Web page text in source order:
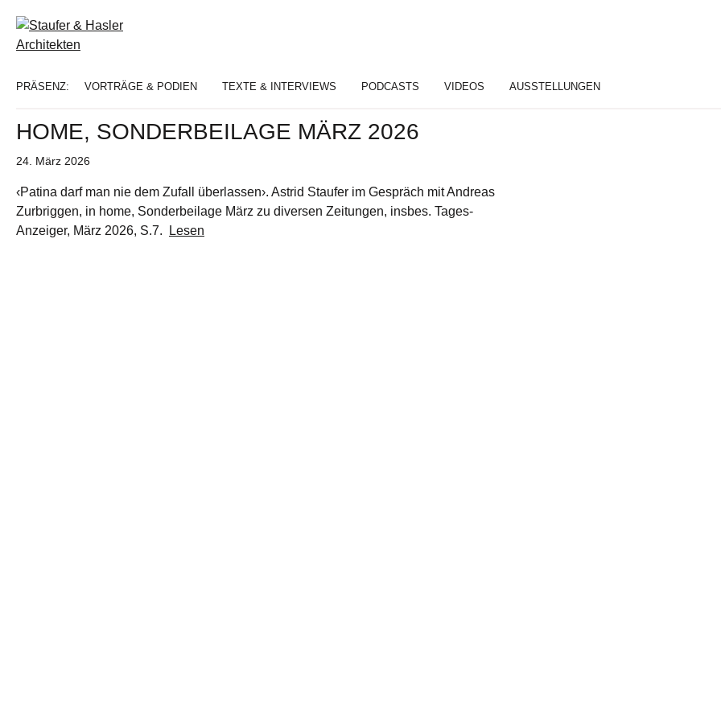
Staufer
Hasler
Astrid
Staufer,
Hasler
Architekten,
Frauenfeld
PRÄSENZ: VORTRÄGE & PODIEN TEXTE & INTERVIEWS PODCASTS VIDEOS AUSSTELLUNGEN
HOME, SONDERBEILAGE MÄRZ 2026
Veröffentlicht
24. März 2026
‹Patina darf man nie dem Zufall überlassen›. Astrid Staufer im Gespräch mit Andreas
Zurbriggen, in home, Sonderbeilage März zu diversen Zeitungen, insbes. Tages-
Anzeiger, März 2026, S.7.
Lesen